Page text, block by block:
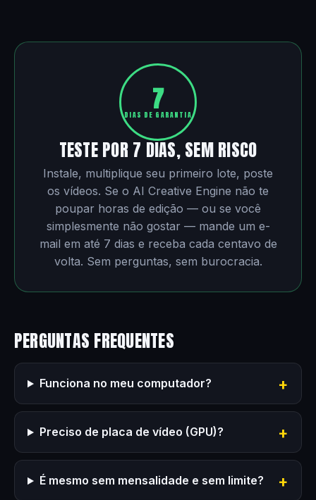
7
DIAS DE GARANTIA
TESTE POR 7 DIAS, SEM RISCO
Instale, multiplique seu primeiro lote, poste
os vídeos. Se o AI Creative Engine não te
poupar horas de edição — ou se você
simplesmente não gostar — mande um e-
mail em até 7 dias e receba cada centavo de
volta. Sem perguntas, sem burocracia.
PERGUNTAS FREQUENTES
Funciona no meu computador?
Preciso de placa de vídeo (GPU)?
É mesmo sem mensalidade e sem limite?